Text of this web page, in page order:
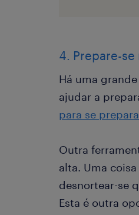
4. Prepare-
Há uma
ajudar a
para se
Outra
alta. Uma
desnortear-se
Esta é outra